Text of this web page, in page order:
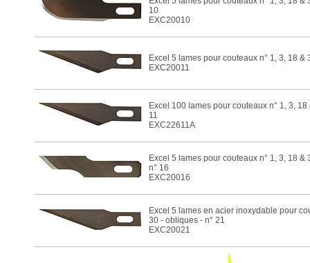
10
EXC20010
Excel 5 lames pour couteaux n° 1, 3, 18 &
EXC20011
Excel 100 lames pour couteaux n° 1, 3,
11
EXC22611A
Excel 5 lames pour couteaux n° 1, 3, 18 &
n° 16
EXC20016
Excel 5 lames en acier inoxydable pour
30 - obliques - n° 21
EXC20021